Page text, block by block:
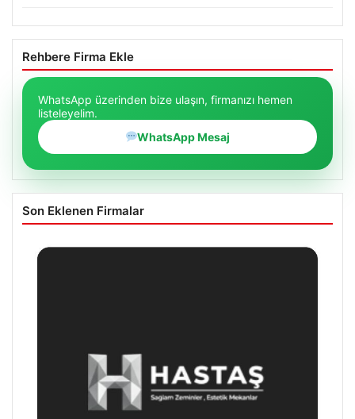
Rehbere Firma Ekle
WhatsApp üzerinden bize ulaşın, firmanızı hemen
listeleyelim.
WhatsApp Mesaj
Son Eklenen Firmalar